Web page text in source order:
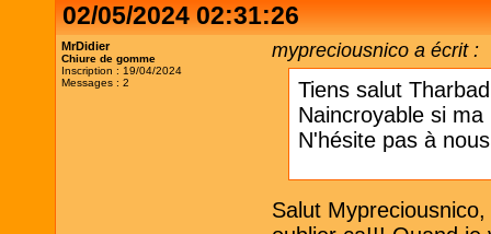
02/05/2024 02:31:26
MrDidier
Chiure de gomme
Inscription : 19/04/2024
Messages : 2
mypreciousnico a écrit :
Tiens salut
Naincroyable si
N'hésite pas à
Salut